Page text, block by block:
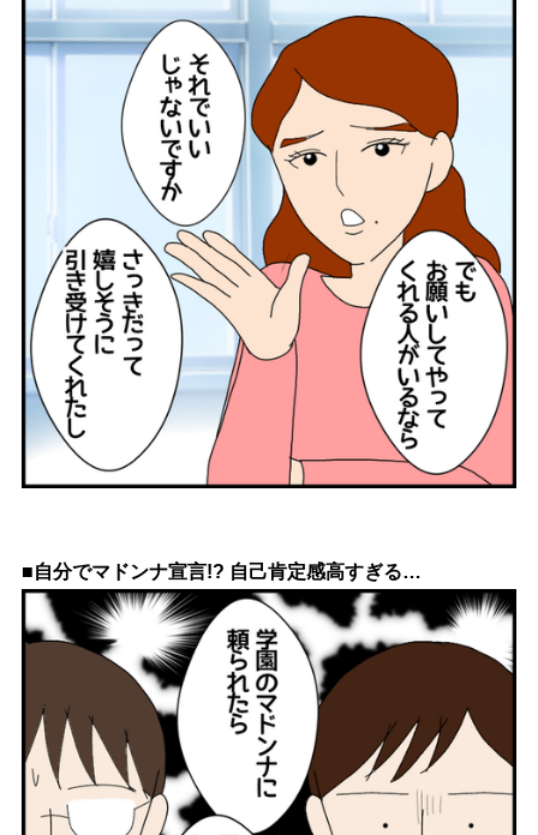
■自分でマドンナ宣言!? 自己肯定感高すぎる…